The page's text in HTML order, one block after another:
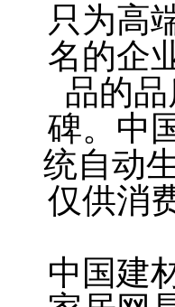
只为高
名的企
品的
碑。中
统自动
仅供消
中国建